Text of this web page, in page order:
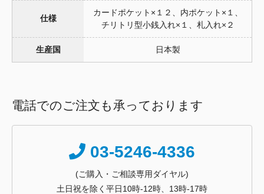
仕様
カードポケット×１２、内ポケット×１、
チリトリ型小銭入れ×１、札入れ×２
生産国 日本製
電話でのご注文も承っております
03-5246-4336
(ご購入・ご相談専用ダイヤル)
土日祝を除く平日10時-12時、13時-17時